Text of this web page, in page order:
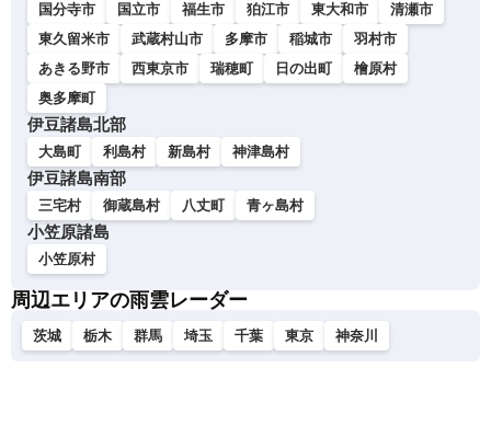
国分寺市
国立市 福生市 狛江市 東大和市
清瀬市
東久留米市
武蔵村山市 多摩市 稲城市
羽村市
あきる野市
西東京市 瑞穂町 日の出町
檜原村
奥多摩町
伊豆諸島北部
大島町 利島村 新島村 神津島村
伊豆諸島南部
三宅村 御蔵島村 八丈町 青ヶ島村
小笠原諸島
小笠原村
周辺エリアの雨雲レーダー
茨城 栃木 群馬 埼玉 千葉 東京 神奈川